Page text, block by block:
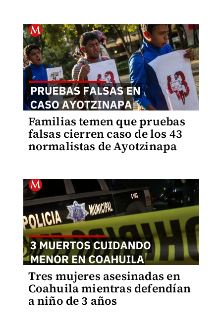
Familias temen que pruebas
falsas cierren caso de los 43
normalistas de Ayotzinapa
Tres mujeres asesinadas en
Coahuila mientras defendían
a niño de 3 años